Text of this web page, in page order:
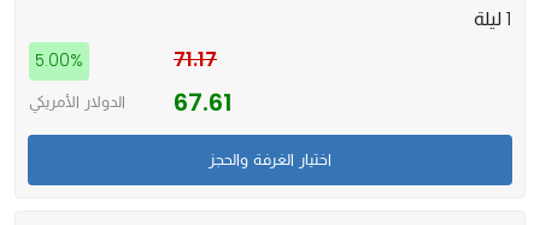
1 ليلة
5.00% 71.17
الدولار الأمريكي 67.61